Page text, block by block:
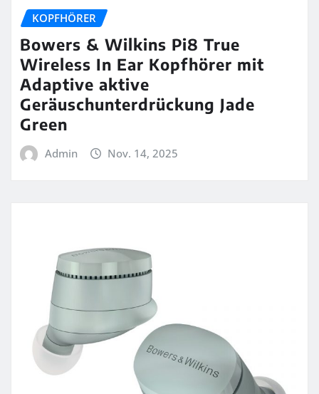
KOPFHÖRER
Bowers & Wilkins Pi8 True
Wireless In Ear Kopfhörer mit
Adaptive aktive
Geräuschunterdrückung Jade
Green
Admin Nov. 14, 2025